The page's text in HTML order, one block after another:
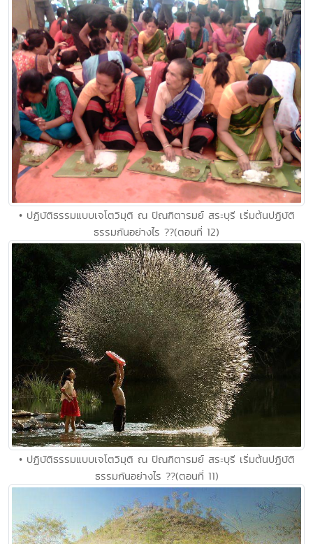
• ปฏิบัติธรรมแบบเจโตวิมุติ ณ ปัณฑิตารมย์ สระบุรี เริ่มต้นปฏิบัติ
ธรรมกันอย่างไร ??(ตอนที่ 12)
• ปฏิบัติธรรมแบบเจโตวิมุติ ณ ปัณฑิตารมย์ สระบุรี เริ่มต้นปฏิบัติ
ธรรมกันอย่างไร ??(ตอนที่ 11)